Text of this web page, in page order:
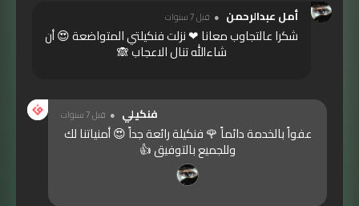
أمل عبدالرحمن قبل 7 سنوات
شكرا عالتجاوب معانا ❤ نزلت فنكيلتي المتواضعة 😍 أن
شاءالله تنال الاعجاب 🙈
فنكيلي قبل 7 سنوات
عفواً بالخدمة دائماً 🌹 فنكيلة رائعة جداً 😍 أمنياتنا لك
وللجميع بالتوفيق 👍